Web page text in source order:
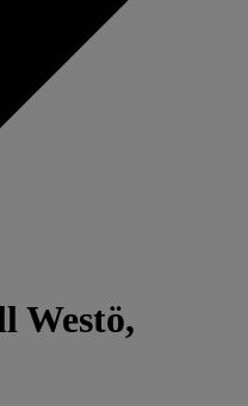
Westö,